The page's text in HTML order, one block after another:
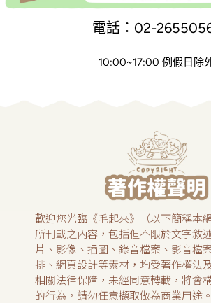
電話：02-
10:00~17:00 例假日除
歡迎您光臨《毛起來》（以下簡稱本
所刊載之內容，包括但不限於文字敘
片、影像、插圖、錄音檔案、影音檔
排、網頁設計等素材，均受著作權法
相關法律保障，未經同意轉載，將會
的行為，請勿任意擷取做為商業用途。